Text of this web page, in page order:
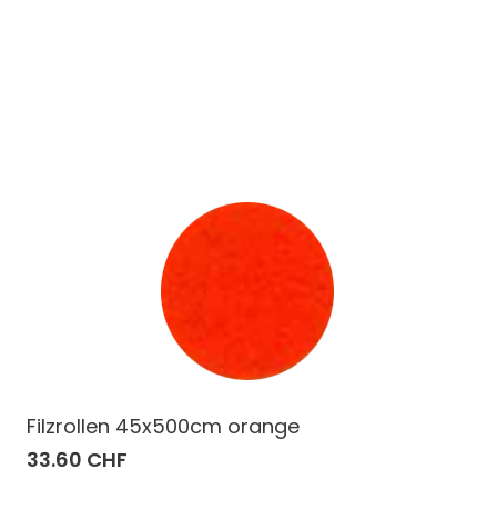
Filzrollen 45x500cm orange
33.60 CHF